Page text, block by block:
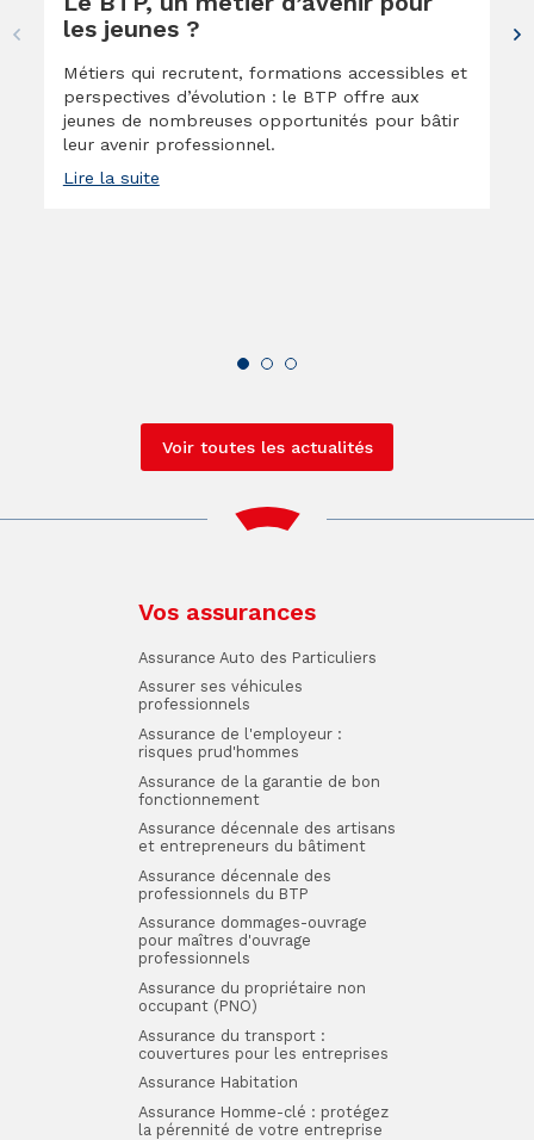
les jeunes ?
Métiers qui recrutent, formations accessibles et
perspectives d’évolution : le BTP offre aux
jeunes de nombreuses opportunités pour bâtir
leur avenir professionnel.
Lire la suite
Voir toutes les actualités
Vos assurances
Assurance Auto des Particuliers
Assurer ses véhicules
professionnels
Assurance de l'employeur :
risques prud'hommes
Assurance de la garantie de bon
fonctionnement
Assurance décennale des artisans
et entrepreneurs du bâtiment
Assurance décennale des
professionnels du BTP
Assurance dommages-ouvrage
pour maîtres d'ouvrage
professionnels
Assurance du propriétaire non
occupant (PNO)
Assurance du transport :
couvertures pour les entreprises
Assurance Habitation
Assurance Homme-clé : protégez
la pérennité de votre entreprise